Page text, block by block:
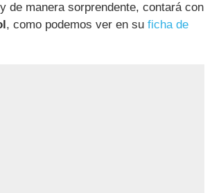
de manera sorprendente, contará con
, como podemos ver en suficha de